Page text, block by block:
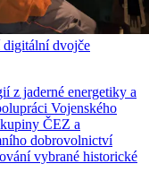
digitální dvojče
z jaderné energetiky a
Vojenského
ČEZ a
dobrovolnictví
vybrané historické